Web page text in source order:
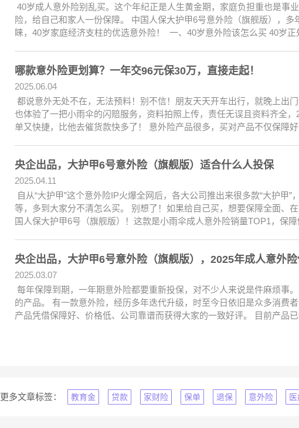
40岁成人意外险别乱买。这个年纪正是人生黄金期，家庭负担重也是事
险，给自己和家人一份保障。 中国人保大护甲6号意外险（旗舰版），
睐，40岁家庭经济支柱的优选意外险！ 一、40岁意外险该怎么买 40岁正
哪款意外险更划算？一年交96元保30万，直接走起！
2025.06.04
都说意外无处不在，无法预料！别不信！朋友天天开车出行，就晚上出
也体验了一把小雨伞的闪赔服务，资料拍照上传，责任无误且资料齐全
单又快捷，比他去催货款快多了！ 意外险产品很多，买对产品不仅保障
央企出品，大护甲6号意外险（旗舰版）适合什么人投保
2025.04.11
自从“大护甲”这个意外险IP火爆全网后，各大公司推出来很多款“大护甲
等，多到大家分不清怎么买。 别想了！如果给自己买，想要保障全面、
国人保大护甲6号（旗舰版）！这款是小雨伞成人意外险销量TOP1，保
央企出品，大护甲6号意外险（旗舰版），2025年成人意外
2025.03.07
每年保障到期，一年期意外险都要重新投保，对不少人来说是件麻烦事
的产品。 有一款意外险，经历多年迭代升级，时至今日依旧是众多消费
产品凭借保障好、价格低、公司靠谱而获得大家的一致好评。 目前产品
更多文章标签： 教育金 贷款 家财险 保单 退保 意外险